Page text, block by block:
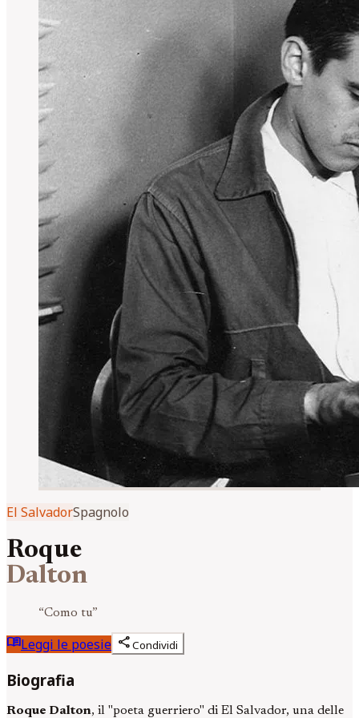
El SalvadorSpagnolo
Roque
Dalton
“Como tu”
menu_bookLeggi le poesie shareCondividi
Biografia
Roque Dalton, il "poeta guerriero" di El Salvador, una delle